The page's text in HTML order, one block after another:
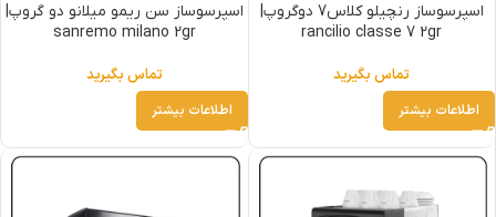
اسپرسوساز رنچیلو کلاس7 دوگروپ|
rancilio classe 7 2gr
تماس بگیرید
اطلاعات بیشتر
اسپرسوساز سن ریمو میلانو دو گروپ|
sanremo milano 2gr
تماس بگیرید
اطلاعات بیشتر